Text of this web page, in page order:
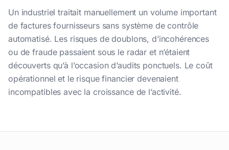
Un industriel traitait manuellement un volume important
de factures fournisseurs sans système de contrôle
automatisé. Les risques de doublons, d’incohérences
ou de fraude passaient sous le radar et n’étaient
découverts qu’à l’occasion d’audits ponctuels. Le coût
opérationnel et le risque financier devenaient
incompatibles avec la croissance de l’activité.